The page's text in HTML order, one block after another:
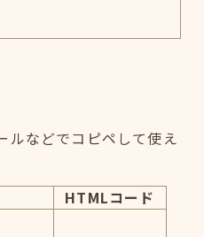
ルなどでコピペして使え
HTMLコード